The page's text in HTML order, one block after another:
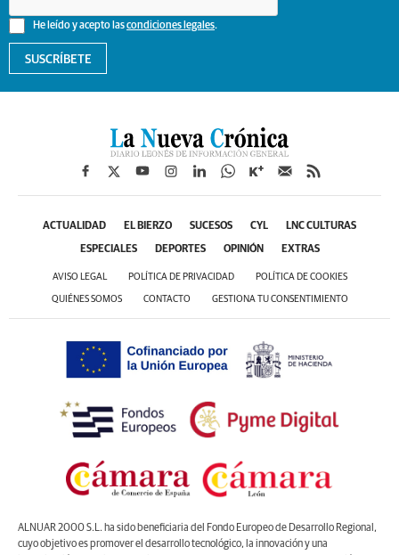
He leído y acepto lascondiciones legales.
SUSCRÍBETE
ACTUALIDAD EL BIERZO SUCESOS CYL LNC CULTURAS
ESPECIALES DEPORTES OPINIÓN EXTRAS
AVISO LEGAL POLÍTICA DE PRIVACIDAD POLÍTICA DE COOKIES
QUIÉNES SOMOS CONTACTO GESTIONA TU CONSENTIMIENTO
ALNUAR 2000 S.L. ha sido beneficiaria del Fondo Europeo de Desarrollo Regional,
cuyo objetivo es promover el desarrollo tecnológico, la innovación y una